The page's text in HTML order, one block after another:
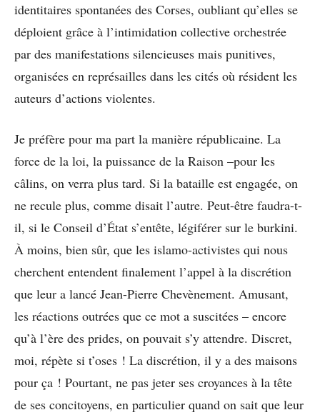
identitaires spontanées des Corses, oubliant qu’elles se
déploient grâce à l’intimidation collective orchestrée
par des manifestations silencieuses mais punitives,
organisées en représailles dans les cités où résident les
auteurs d’actions violentes.
Je préfère pour ma part la manière républicaine. La
force de la loi, la puissance de la Raison –pour les
câlins, on verra plus tard. Si la bataille est engagée, on
ne recule plus, comme disait l’autre. Peut-être faudra-t-
il, si le Conseil d’État s’entête, légiférer sur le burkini.
À moins, bien sûr, que les islamo-activistes qui nous
cherchent entendent finalement l’appel à la discrétion
que leur a lancé Jean-Pierre Chevènement. Amusant,
les réactions outrées que ce mot a suscitées – encore
qu’à l’ère des prides, on pouvait s’y attendre. Discret,
moi, répète si t’oses ! La discrétion, il y a des maisons
pour ça ! Pourtant, ne pas jeter ses croyances à la tête
de ses concitoyens, en particulier quand on sait que leur